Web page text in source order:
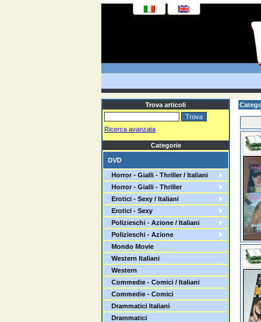
Trova articoli
Ricerca avanzata
Categorie
DVD
Horror - Gialli - Thriller / Italiani
Horror - Gialli - Thriller
Erotici - Sexy / Italiani
Erotici - Sexy
Polizieschi - Azione / Italiani
Polizieschi - Azione
Mondo Movie
Western Italiani
Western
Commedie - Comici / Italiani
Commedie - Comici
Drammatici Italiani
Drammatici